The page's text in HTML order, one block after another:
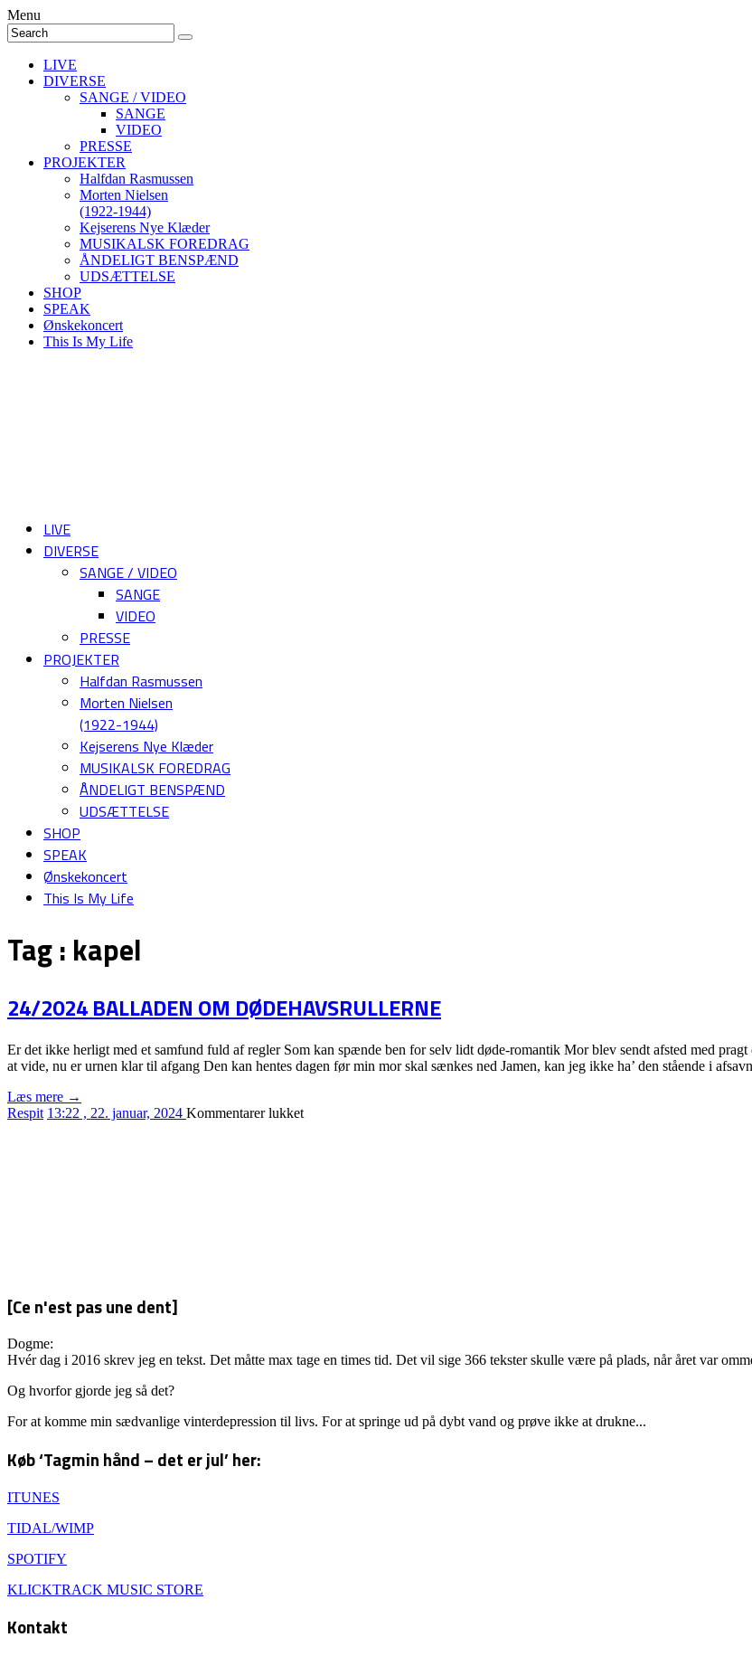
Menu
LIVE
DIVERSE
SANGE / VIDEO
SANGE
VIDEO
PRESSE
PROJEKTER
Halfdan Rasmussen
Morten Nielsen
(1922-1944)
Kejserens Nye Klæder
MUSIKALSK FOREDRAG
ÅNDELIGT BENSPÆND
UDSÆTTELSE
SHOP
SPEAK
Ønskekoncert
This Is My Life
LIVE
DIVERSE
SANGE / VIDEO
SANGE
VIDEO
PRESSE
PROJEKTER
Halfdan Rasmussen
Morten Nielsen
(1922-1944)
Kejserens Nye Klæder
MUSIKALSK FOREDRAG
ÅNDELIGT BENSPÆND
UDSÆTTELSE
SHOP
SPEAK
Ønskekoncert
This Is My Life
Tag : kapel
24/2024 BALLADEN OM DØDEHAVSRULLERNE
Er det ikke herligt med et samfund fuld af regler Som kan spænde ben for selv lidt døde-romantik Mor blev sendt afsted med
at vide, nu er urnen klar til afgang Den kan hentes dagen før min mor skal sænkes ned Jamen, kan jeg ikke ha’ den stående i
Læs mere →
Respit 13:22 , 22. januar, 2024 Kommentarer lukkettil
[Ce n'est pas une dent]
Dogme:
Hvér dag i 2016 skrev jeg en tekst. Det måtte max tage en times tid. Det vil sige 366 tekster skulle være på plads, når året var
Og hvorfor gjorde jeg så det?
For at komme min sædvanlige vinterdepression til livs. For at springe ud på dybt vand og prøve ikke at drukne...
Køb ‘Tagmin hånd – det er jul’ her:
ITUNES
TIDAL/WIMP
SPOTIFY
KLICKTRACK MUSIC STORE
Kontakt